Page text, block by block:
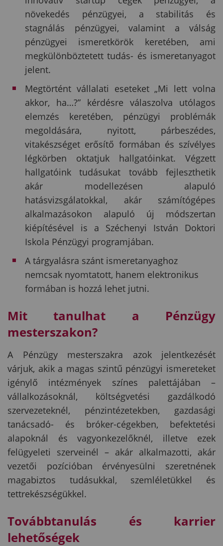
növekedés pénzügyei, a stabilitás és
stagnálás pénzügyei, valamint a válság
pénzügyei ismeretkörök keretében, ami
megkülönböztetett tudás- és ismeretanyagot
jelent.
Megtörtént vállalati eseteket „Mi lett volna
akkor, ha…?” kérdésre válaszolva utólagos
elemzés keretében, pénzügyi problémák
megoldására, nyitott, párbeszédes,
vitakészséget erősítő formában és szívélyes
légkörben oktatjuk hallgatóinkat. Végzett
hallgatóink tudásukat tovább fejleszthetik
akár modellezésen alapuló
hatásvizsgálatokkal, akár számítógépes
alkalmazásokon alapuló új módszertan
kiépítésével is a Széchenyi István Doktori
Iskola Pénzügyi programjában.
A tárgyalásra szánt ismeretanyaghoz
nemcsak nyomtatott, hanem elektronikus
formában is hozzá lehet jutni.
Mit tanulhat a Pénzügy
mesterszakon?
A Pénzügy mesterszakra azok jelentkezését
várjuk, akik a magas szintű pénzügyi ismereteket
igénylő intézmények színes palettájában –
vállalkozásoknál, költségvetési gazdálkodó
szervezeteknél, pénzintézetekben, gazdasági
tanácsadó- és bróker-cégekben, befektetési
alapoknál és vagyonkezelőknél, illetve ezek
felügyeleti szerveinél – akár alkalmazotti, akár
vezetői pozícióban érvényesülni szeretnének
magabiztos tudásukkal, szemléletükkel és
tettrekészségükkel.
Továbbtanulás és karrier
lehetőségek